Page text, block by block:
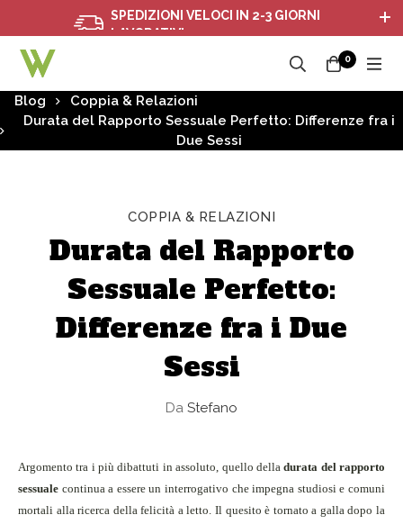
SPEDIZIONI VELOCI IN 2-3 GIORNI
LAVORATIVI
0
Blog
Coppia & Relazioni
Durata del Rapporto Sessuale Perfetto: Differenze fra i
Due Sessi
COPPIA & RELAZIONI
Durata del Rapporto
Sessuale Perfetto:
Differenze fra i Due
Sessi
Da Stefano
Argomento tra i più dibattuti in assoluto, quello delladurata del rapporto
sessuale continua a essere un interrogativo che impegna studiosi e comuni
mortali alla ricerca della felicità a letto. Il quesito è tornato a galla dopo la